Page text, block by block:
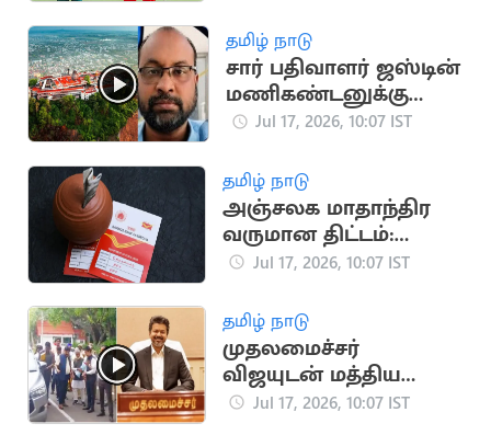
தமிழ் நாடு
சார் பதிவாளர் ஜஸ்டின்
மணிகண்டனுக்கு
நிபந்தனையுடன்
Jul 17, 2026, 10:07 IST
தமிழ் நாடு
அஞ்சலக மாதாந்திர
வருமான திட்டம்:
வங்கி கணக்கில்
Jul 17, 2026, 10:07 IST
தமிழ் நாடு
முதலமைச்சர்
விஜயுடன் மத்திய
இணையமைச்சர்
Jul 17, 2026, 10:07 IST